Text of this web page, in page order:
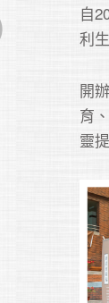
自
利
開
育
靈